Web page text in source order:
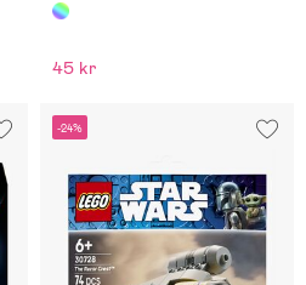
45 kr
-24%